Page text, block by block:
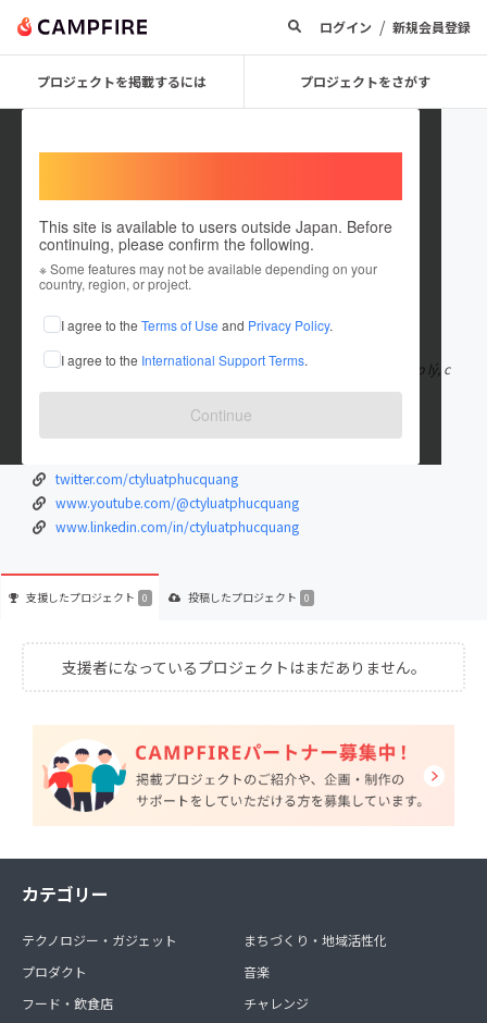
ログイン / 新規会員登録
プロジェクトを掲載するには プロジェクトをさがす
This site is available to users outside Japan. Before
continuing, please confirm the following.
※ Some features may not be available depending on your
country, region, or project.
I agree to the Terms of Use and Privacy Policy.
I agree to the International Support Terms.
Continue
ctyluatphucquang
在住国：米国
出身国：米国
Công ty Luật Phúc Quang là địa chỉ tin cậy cho mọi nhu cầu pháp lý, c
ung cấp dịch vụ toàn もっと見る
twitter.com/ctyluatphucquang
www.youtube.com/@ctyluatphucquang
www.linkedin.com/in/ctyluatphucquang
支援したプロジェクト 0 投稿したプロジェクト 0
支援者になっているプロジェクトはまだありません。
カテゴリー
テクノロジー・ガジェット
プロダクト
フード・飲食店
まちづくり・地域活性化
音楽
チャレンジ